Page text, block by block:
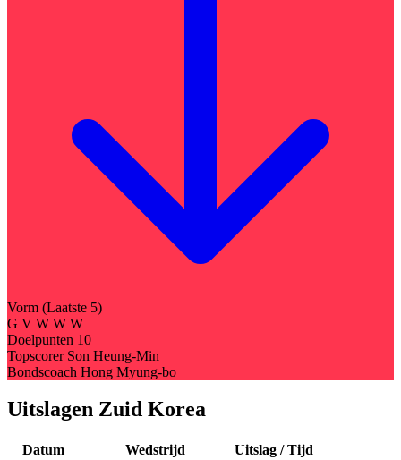
Vorm (Laatste 5)
G V W W W
Doelpunten 10
Topscorer Son Heung-Min
Bondscoach Hong Myung-bo
Uitslagen Zuid Korea
Datum Wedstrijd
Uitslag / Tijd